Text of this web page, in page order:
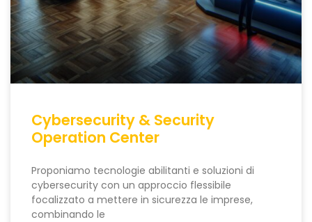
Cybersecurity & Security
Operation Center
Proponiamo tecnologie abilitanti e soluzioni di
cybersecurity con un approccio flessibile
focalizzato a mettere in sicurezza le imprese,
combinando le